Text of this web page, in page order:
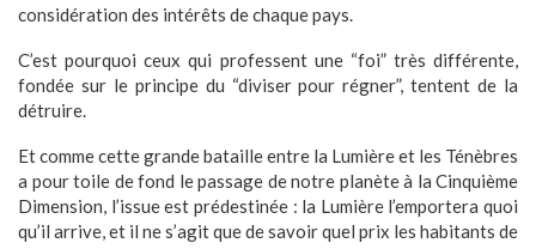
considération des intérêts de chaque pays.
C’est pourquoi ceux qui professent une “foi” très différente,
fondée sur le principe du “diviser pour régner”, tentent de la
détruire.
Et comme cette grande bataille entre la Lumière et les Ténèbres
a pour toile de fond le passage de notre planète à la Cinquième
Dimension, l’issue est prédestinée : la Lumière l’emportera quoi
qu’il arrive, et il ne s’agit que de savoir quel prix les habitants de